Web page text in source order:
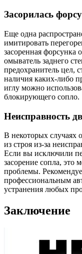
Засорилась
Еще одна
имитировать
засоренная форсунка
омыватель заднего
предохранитель цел,
наличия каких-либо
иглу можно
блокирующего сопло.
Неисправность
В некоторых случаях
из строя из-за
Если вы исключили
засорение сопла, это
проблемы.
профессиональным
устранения любых
Заключение